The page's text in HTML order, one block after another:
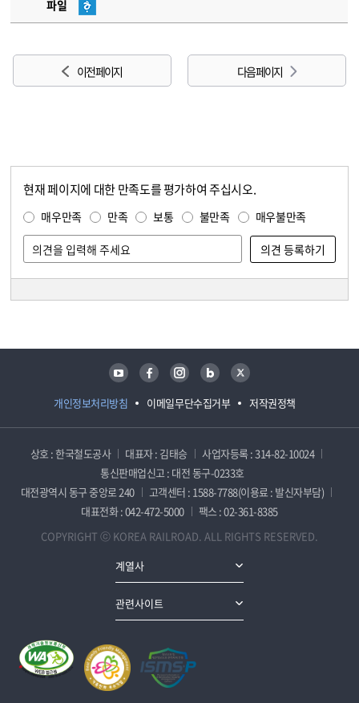
파일
이전 페이지 다음 페이지
현재 페이지에 대한 만족도를 평가하여 주십시오.
매우만족 만족 보통 불만족 매우불만족
개인정보처리방침 이메일무단수집거부 저작권정책
유튜브 페이스북 인스타그램 블로그 트위터
상호 : 한국철도공사 대표자 : 김태승
사업자등록 : 314-82-10024
통신판매업신고 : 대전 동구-0233호
대전광역시 동구 중앙로 240
고객센터 : 1588-7788(이용료 : 발신자부담)
대표전화 : 042-472-5000
팩스 : 02-361-8385
COPYRIGHT ⓒ KOREA RAILROAD. ALL RIGHTS RESERVED.
계열사
관련사이트